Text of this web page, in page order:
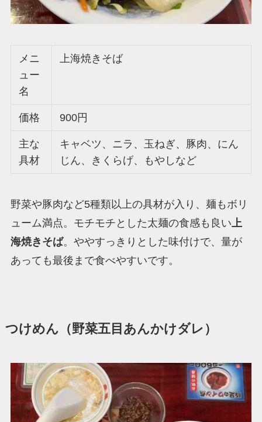
メニ
ュー
名
上海焼きそば
価格 900円
主な
具材
キャベツ、ニラ、玉ねぎ、豚肉、にん
じん、きくらげ、もやしなど
野菜や豚肉など5種類以上の具材が入り、麺もボリ
ューム満点。モチモチとした太麺の食感も良い 上
海焼きそば。ややすっきりとした味付けで、量が
あっても最後まで食べやすいです。
つけめん（野菜五目あんかけダレ）